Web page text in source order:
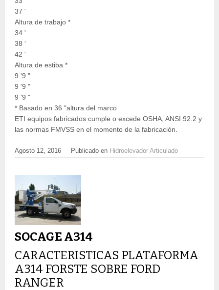
37 '
Altura de trabajo *
34 '
38 '
42 '
Altura de estiba *
9 '9 "
9 '9 "
9 '9 "
* Basado en 36 "altura del marco
ETI equipos fabricados cumple o excede OSHA, ANSI 92.2 y
las normas FMVSS en el momento de la fabricación.
Agosto 12, 2016 Publicado en Hidroelevador Articulado
SOCAGE A314
CARACTERISTICAS PLATAFORMA
A314 FORSTE SOBRE FORD
RANGER